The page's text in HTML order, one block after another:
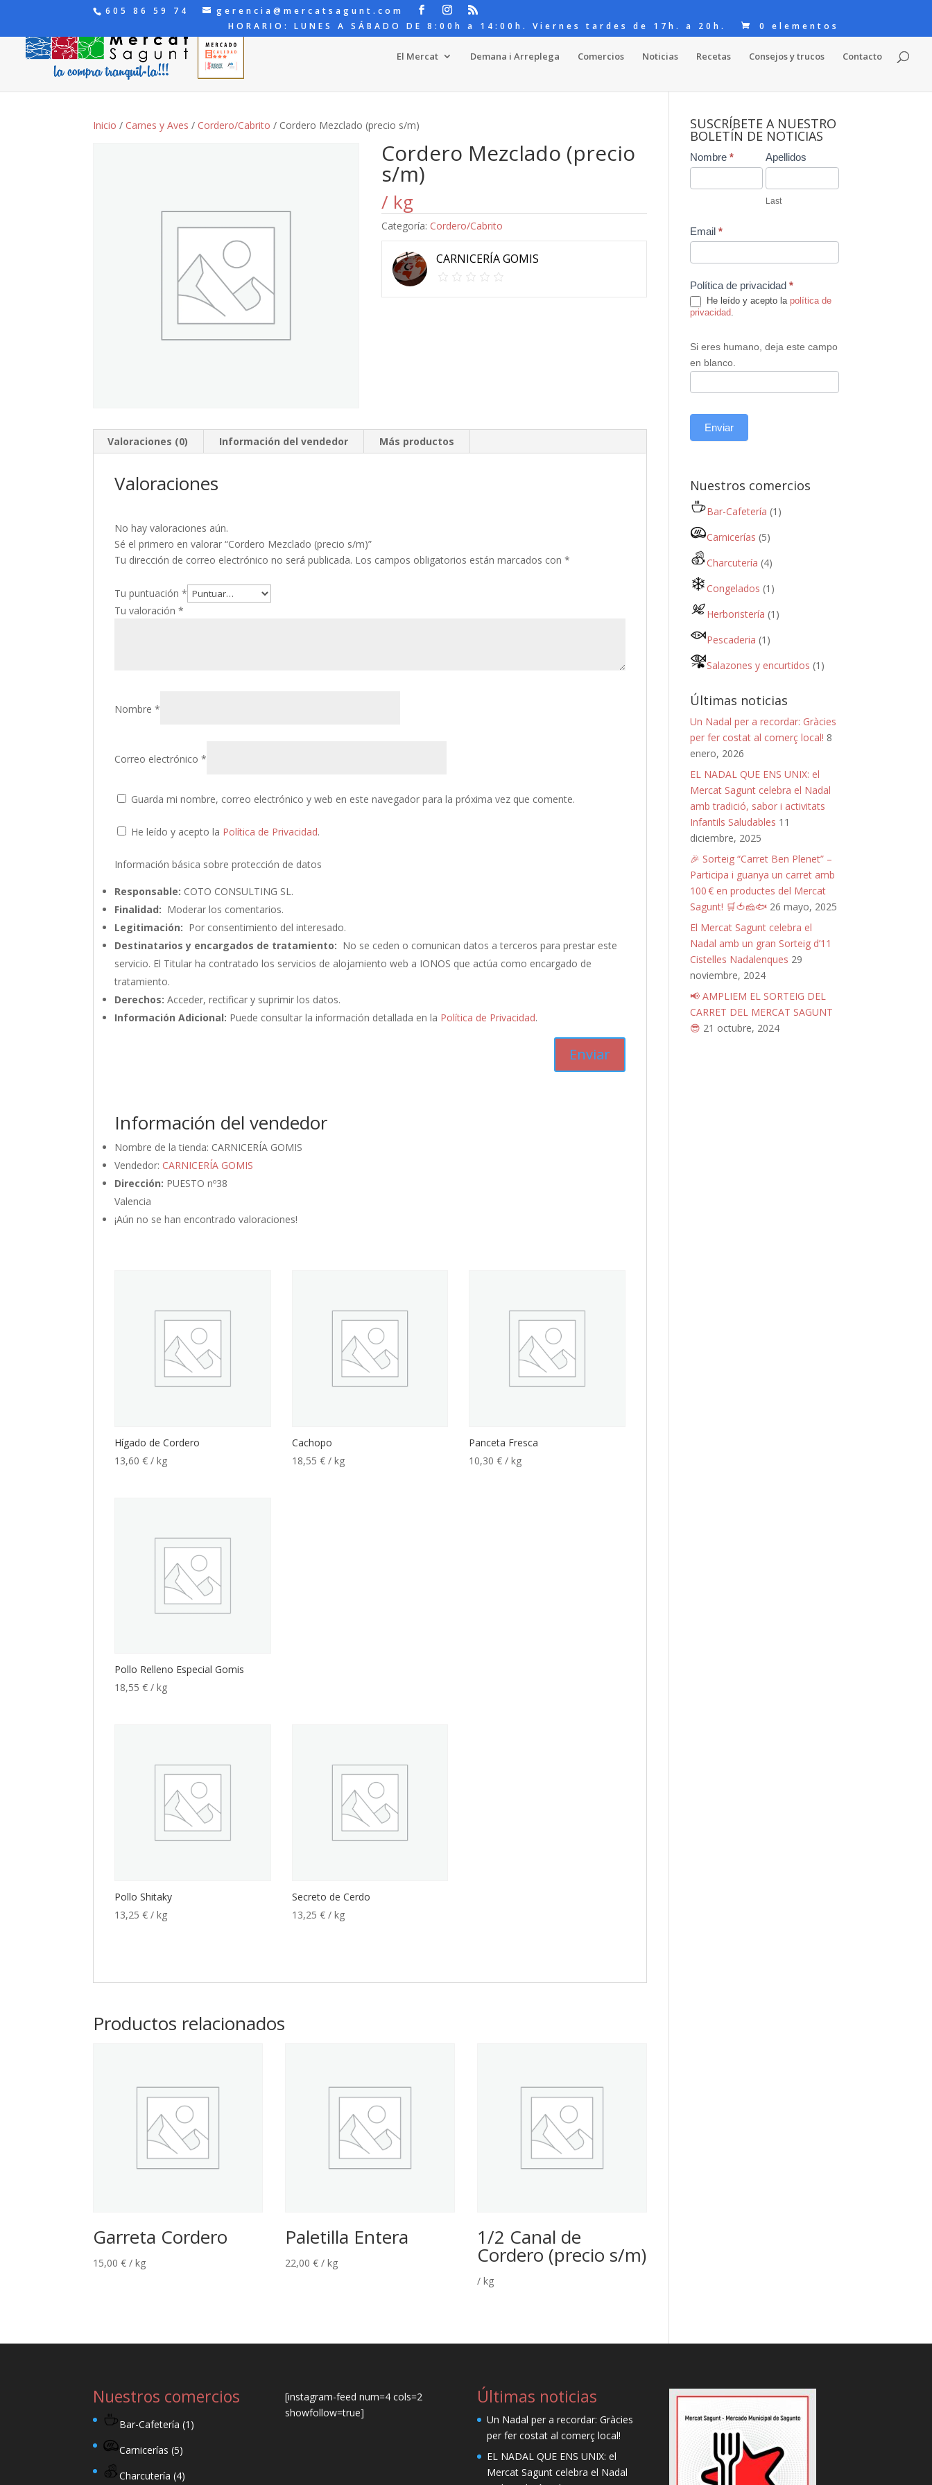
605 86 59 74
gerencia@mercatsagunt.com
HORARIO: LUNES A SÁBADO DE 8:00h a 14:00h. Viernes tardes de 17h. a 20h.
0 elementos
El Mercat Demana i Arreplega Comercios Noticias Recetas Consejos y trucos Contacto
Inicio / Carnes y Aves / Cordero/Cabrito / Cordero Mezclado (precio s/m)
Cordero Mezclado (precio
s/m)
/ kg
Categoría: Cordero/Cabrito
CARNICERÍA GOMIS
Valoraciones (0) Información del vendedor Más productos
Valoraciones
No hay valoraciones aún.
Sé el primero en valorar “Cordero Mezclado (precio s/m)”
Tu dirección de correo electrónico no será publicada. Los campos obligatorios están marcados con*
Tu puntuación*
Tu valoración*
Nombre*
Correo electrónico*
Guarda mi nombre, correo electrónico y web en este navegador para la próxima vez que comente.
He leído y acepto la Política de Privacidad.
Información básica sobre protección de datos
Responsable: COTO CONSULTING SL.
Finalidad: Moderar los comentarios.
Legitimación: Por consentimiento del interesado.
Destinatarios y encargados de tratamiento: No se ceden o comunican datos a terceros para prestar este
servicio. El Titular ha contratado los servicios de alojamiento web a IONOS que actúa como encargado de
tratamiento.
Derechos: Acceder, rectificar y suprimir los datos.
Información Adicional: Puede consultar la información detallada en la Política de Privacidad.
Información del vendedor
Nombre de la tienda: CARNICERÍA GOMIS
Vendedor: CARNICERÍA GOMIS
Dirección: PUESTO nº38
Valencia
¡Aún no se han encontrado valoraciones!
Hígado de Cordero
13,60€ / kg
Cachopo
18,55 € / kg
Panceta Fresca
10,30€ / kg
Pollo Relleno Especial Gomis
18,55€ / kg
Pollo Shitaky
13,25€ / kg
Secreto de Cerdo
13,25 € / kg
Productos relacionados
Garreta Cordero
15,00€ / kg
Paletilla Entera
22,00€ / kg
1/2 Canal de
Cordero (precio s/m)
/ kg
SUSCRÍBETE A NUESTRO
BOLETÍN DE NOTICIAS
Contact
Us
Nombre * Apellidos
Last
Email *
Política de privacidad *
He leído y acepto la política de
privacidad.
Si eres humano, deja este campo
en blanco.
Enviar
Nuestros comercios
Bar-Cafetería (1)
Carnicerías (5)
Charcutería (4)
Congelados (1)
Herboristería (1)
Pescaderia (1)
Salazones y encurtidos (1)
Últimas noticias
Un Nadal per a recordar: Gràcies
per fer costat al comerç local! 8
enero, 2026
EL NADAL QUE ENS UNIX: el
Mercat Sagunt celebra el Nadal
amb tradició, sabor i activitats
Infantils Saludables 11
diciembre, 2025
🎉 Sorteig “Carret Ben Plenet” –
Participa i guanya un carret amb
100 € en productes del Mercat
Sagunt! 🛒🍅🧀🐟 26 mayo, 2025
El Mercat Sagunt celebra el
Nadal amb un gran Sorteig d’11
Cistelles Nadalenques 29
noviembre, 2024
📢 AMPLIEM EL SORTEIG DEL
CARRET DEL MERCAT SAGUNT
😎 21 octubre, 2024
Nuestros comercios
Bar-Cafetería (1)
Carnicerías (5)
Charcutería (4)
[instagram-feed num=4 cols=2
showfollow=true]
Últimas noticias
Un Nadal per a recordar: Gràcies
per fer costat al comerç local!
EL NADAL QUE ENS UNIX: el
Mercat Sagunt celebra el Nadal